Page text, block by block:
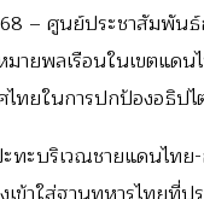
– ศูนย์ประชาสัมพัน
มายพลเรือนในเขตแ
ไทยในการปกป้องอธิป
ะบริเวณชายแดนไทย